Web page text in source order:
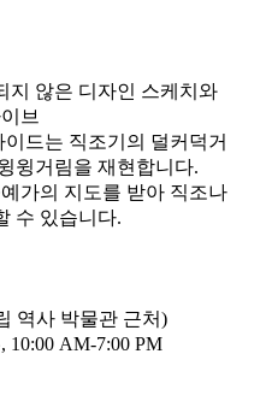
지 않은 디자인 스케치와
브
드는 직조기의 덜커덕거
윙거림을 재현합니다.
가의 지도를 받아 직조나
수 있습니다.
역사 박물관 근처)
10:00 AM-7:00 PM